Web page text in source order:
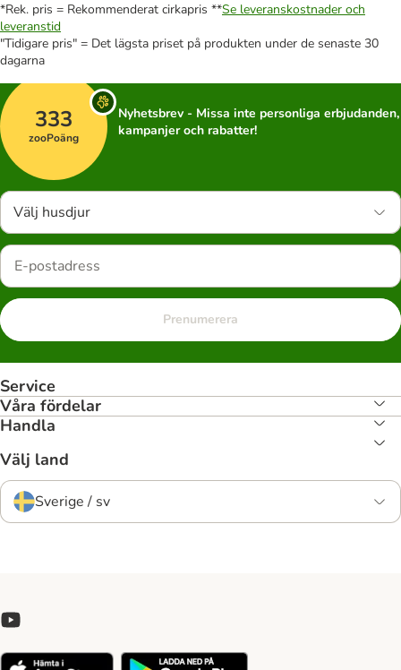
*Rek. pris = Rekommenderat cirkapris **Se leveranskostnader och
leveranstid
"Tidigare pris" = Det lägsta priset på produkten under de senaste 30
dagarna
333
zooPoäng
Nyhetsbrev - Missa inte personliga erbjudanden,
kampanjer och rabatter!
Välj husdjur
Prenumerera
Service
Våra fördelar
Handla
Välj land
Sverige / sv